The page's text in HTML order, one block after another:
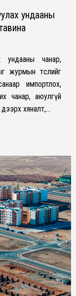
ундааны
ундааны чанар,
журмын төслийг
импортлох,
чанар, аюулгүй
хяналт,…